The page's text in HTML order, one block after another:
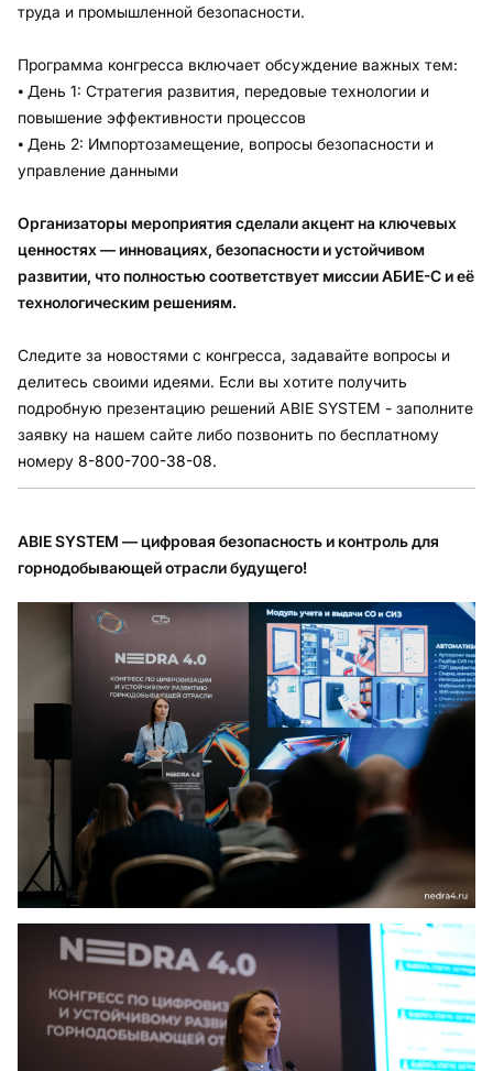
труда и промышленной безопасности.
Программа конгресса включает обсуждение важных тем:
⦁ День 1: Стратегия развития, передовые технологии и
повышение эффективности процессов
⦁ День 2: Импортозамещение, вопросы безопасности и
управление данными
Организаторы мероприятия сделали акцент на ключевых
ценностях — инновациях, безопасности и устойчивом
развитии, что полностью соответствует миссии АБИЕ-С и её
технологическим решениям.
Следите за новостями с конгресса, задавайте вопросы и
делитесь своими идеями. Если вы хотите получить
подробную презентацию решений ABIE SYSTEM - заполните
заявку на нашем сайте либо позвонить по бесплатному
номеру 8-800-700-38-08.
ABIE SYSTEM — цифровая безопасность и контроль для
горнодобывающей отрасли будущего!